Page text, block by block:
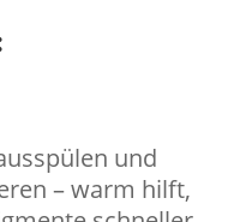
und
– warm hilft,